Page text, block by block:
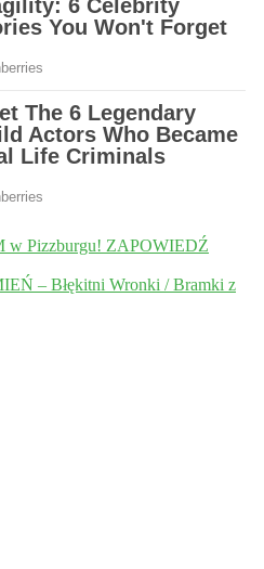
w Pizzburgu! ZAPOWIEDŹ
– Błękitni Wronki / Bramki z